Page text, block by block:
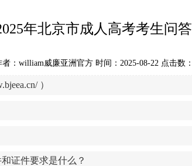
年北京市成人高考考生问答
者：william威廉亚洲官方 时间：2025-08-22 点击数：
）
证件要求是什么？